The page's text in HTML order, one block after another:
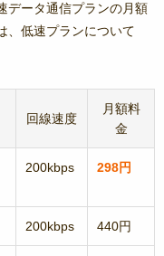
データ通信プランの月額
、低速プランについて
回線速度
月額料
金
200kbps 298円
200kbps 440円